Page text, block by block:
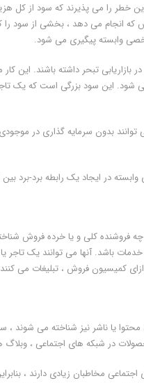
خطر را می پذیرند که سود از کل
انجام می دهد ، بخشی از سود
وابسته پیگیری می شود.
بازاریابی تبحر داشته باشند.
این سود بزرگی است که یک تاجر
بدون سرمایه گذاری در
در ایجاد یک رابطه برد-برد
چه فروشنده کلی و یا خرده فروش
باشد. آنها می توانند یک تاجر
کمیسیون فروش ، تبلیغات می
یا ناشر نیز شناخته می شوند
در شبکه های اجتماعی ،
مخاطبان زیادی دارند ،